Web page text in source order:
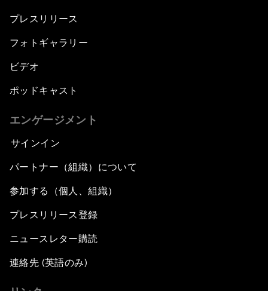
プレスリリース
フォトギャラリー
ビデオ
ポッドキャスト
エンゲージメント
サインイン
パートナー（組織）について
参加する（個人、組織）
プレスリリース登録
ニュースレター購読
連絡先 (英語のみ)